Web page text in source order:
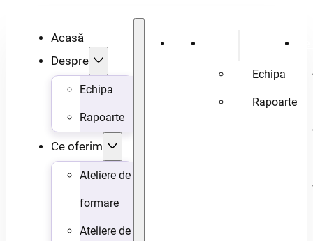
Acasă
Despre
Echipa
Rapoarte
Ce oferim
Ateliere de
formare
Ateliere de
Acasă
Echipa
Rapoarte